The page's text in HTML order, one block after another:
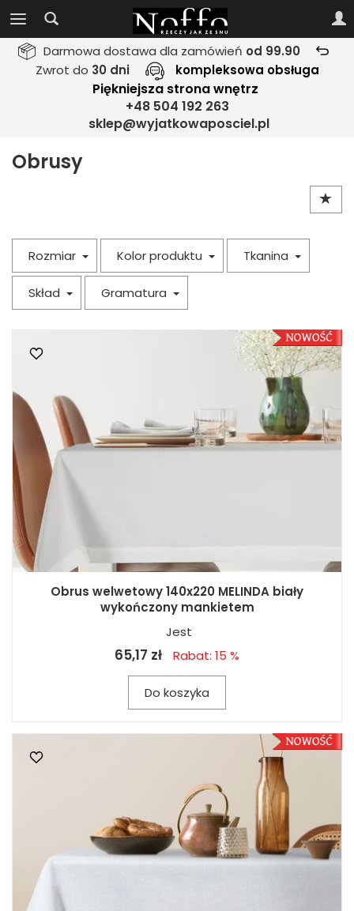
Darmowa dostawa dla zamówień od 99.90
Zwrot do 30 dni kompleksowa obsługa
Piękniejsza strona wnętrz
+48 504 192 263
sklep@wyjatkowaposciel.pl
Obrusy
Rozmiar Kolor produktu Tkanina
Skład Gramatura
Obrus welwetowy 140x220 MELINDA biały
wykończony mankietem
Jest
65,17 zł Rabat: 15 %
Do koszyka